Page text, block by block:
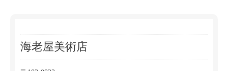
海老屋美術店